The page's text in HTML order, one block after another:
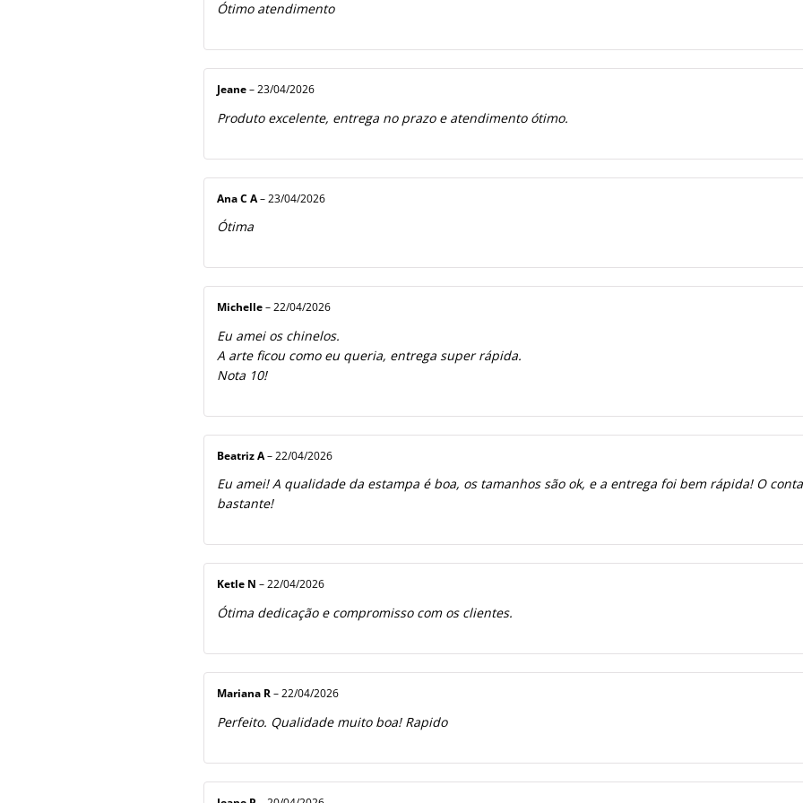
Ótimo atendimento
Jeane – 23/04/2026
Produto excelente, entrega no prazo e atendimento ótimo.
Ana C A – 23/04/2026
Ótima
Michelle – 22/04/2026
Eu amei os chinelos.
A arte ficou como eu queria, entrega super rápida.
Nota 10!
Beatriz A – 22/04/2026
Eu amei! A qualidade da estampa é boa, os tamanhos são ok, e a entrega foi bem rápida! O
bastante!
Ketle N – 22/04/2026
Ótima dedicação e compromisso com os clientes.
Mariana R – 22/04/2026
Perfeito. Qualidade muito boa! Rapido